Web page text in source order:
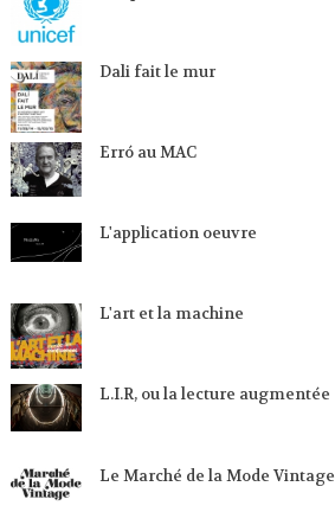
Dali fait le mur
Erró au MAC
L'application oeuvre
L'art et la machine
L.I.R, ou la lecture augmentée
Le Marché de la Mode Vintage